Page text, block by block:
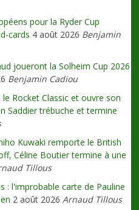
pour la Ryder Cup
cards 4 août 2026 Benjamin
joueront la Solheim Cup 2026
Benjamin Cadiou
Rocket Classic et ouvre son
Saddier trébuche et termine
Kuwaki remporte le British
Céline Boutier termine à une
Tillous
: l'improbable carte de Pauline
2 août 2026 Arnaud Tillous